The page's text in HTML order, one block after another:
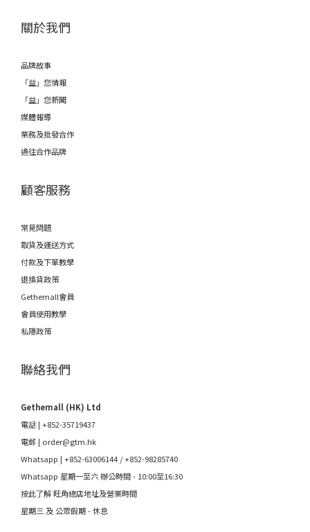
關於我們
品牌故事
「益」您情報
「益」您新聞
媒體報導
業務及批發合作
過往合作品牌
顧客服務
常見問題
取貨及運送方式
付款及下單教學
退換貨政策
Gethemall會員
會員使用教學
私隱政策
聯絡我們
Gethemall (HK) Ltd
電話 | +852-35719437
電郵 | order@gtm.hk
Whatsapp | +852-63006144 /+852-98285740
Whatsapp 星期一至六 辦公時間 - 10:00至16:30
按此了解 旺角總店地址及營業時間
星期三 及 公眾假期 - 休息